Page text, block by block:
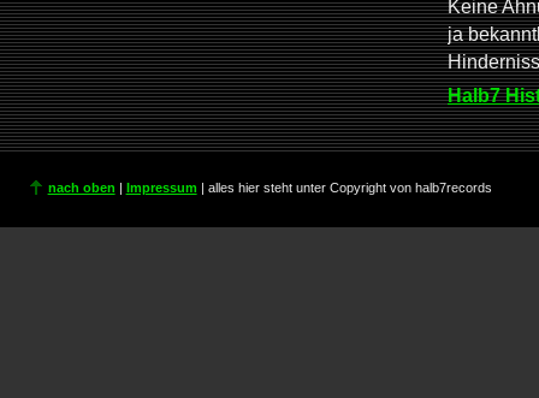
Keine
ja
Halb7
nach oben | Impressum | alles hier steht unter Copyright von halb7records